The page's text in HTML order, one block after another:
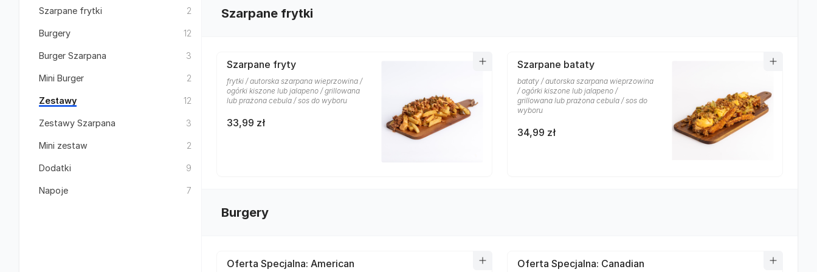
Szarpane frytki 2
Burgery 12
Burger Szarpana 3
Mini Burger 2
Zestawy 12
Zestawy Szarpana 3
Mini zestaw 2
Dodatki 9
Napoje 7
Szarpane frytki
Szarpane fryty
frytki / autorska szarpana wieprzowina /
ogórki kiszone lub jalapeno / grillowana
lub prażona cebula / sos do wyboru
33,99 zł
Szarpane bataty
bataty / autorska szarpana wieprzowina
/ ogórki kiszone lub jalapeno /
grillowana lub prażona cebula / sos do
wyboru
34,99 zł
Burgery
Oferta Specjalna: American Oferta Specjalna: Canadian